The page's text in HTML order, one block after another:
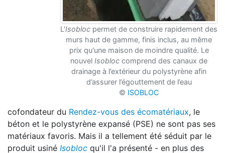
L'Isobloc permet de construire rapidement des
murs haut de gamme, finis inclus, au même
prix qu'une maison de moindre qualité. Le
nouvel Isobloc comprend des canaux de
drainage à l’extérieur du polystyrène afin
d’assurer l’égouttement de l’eau
© ISOBLOC
cofondateur du Rendez-vous des écomatériaux, le
béton et le polystyrène expansé (PSE) ne sont pas ses
matériaux favoris. Mais il a tellement été séduit par le
produit usiné Isobloc qu'il l'a présenté - en plus des